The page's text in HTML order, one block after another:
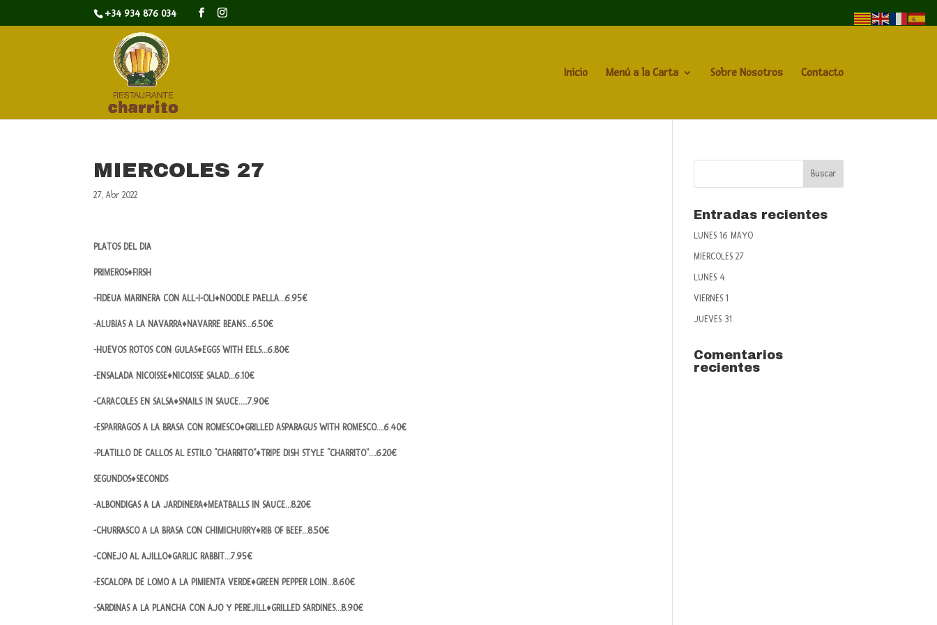
+34 934 876 034
Inicio Menú a la Carta Sobre Nosotros Contacto
MIERCOLES 27
27, Abr 2022
PLATOS DEL DIA
PRIMEROS♦FIRSH
-FIDEUA MARINERA CON ALL-I-OLI♦NOODLE PAELLA…6.95€
-ALUBIAS A LA NAVARRA♦NAVARRE BEANS…6.50€
-HUEVOS ROTOS CON GULAS♦EGGS WITH EELS…6.80€
-ENSALADA NICOISSE♦NICOISSE SALAD…6.10€
-CARACOLES EN SALSA♦SNAILS IN SAUCE…..7.90€
-ESPARRAGOS A LA BRASA CON ROMESCO♦GRILLED ASPARAGUS WITH ROMESCO….6.40€
-PLATILLO DE CALLOS AL ESTILO “CHARRITO”♦TRIPE DISH STYLE “CHARRITO”….6.20€
SEGUNDOS♦SECONDS
-ALBONDIGAS A LA JARDINERA♦MEATBALLS IN SAUCE…8.20€
-CHURRASCO A LA BRASA CON CHIMICHURRY♦RIB OF BEEF…8.50€
-CONEJO AL AJILLO♦GARLIC RABBIT…7.95€
-ESCALOPA DE LOMO A LA PIMIENTA VERDE♦GREEN PEPPER LOIN…8.60€
-SARDINAS A LA PLANCHA CON AJO Y PEREJILL♦GRILLED SARDINES…8.90€
Entradas recientes
LUNES 16 MAYO
MIERCOLES 27
LUNES 4
VIERNES 1
JUEVES 31
Comentarios
recientes